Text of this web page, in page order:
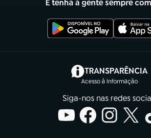
E tenha a gente sempre
TRANSPARÊNCIA
Acesso à Informação
(abre em
Siga-nos nas redes